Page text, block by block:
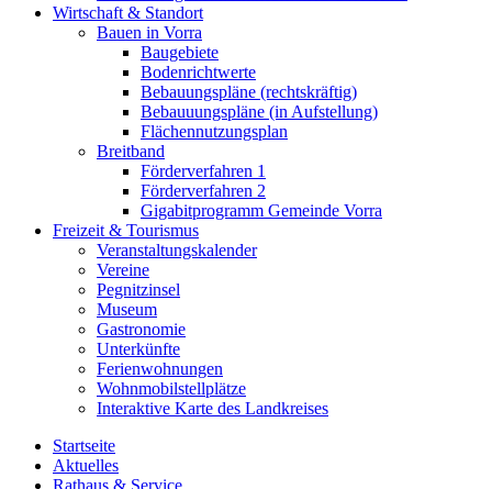
Wirtschaft & Standort
Bauen in Vorra
Baugebiete
Bodenrichtwerte
Bebauungspläne (rechtskräftig)
Bebauuungspläne (in Aufstellung)
Flächennutzungsplan
Breitband
Förderverfahren 1
Förderverfahren 2
Gigabitprogramm Gemeinde Vorra
Freizeit & Tourismus
Veranstaltungskalender
Vereine
Pegnitzinsel
Museum
Gastronomie
Unterkünfte
Ferienwohnungen
Wohnmobilstellplätze
Interaktive Karte des Landkreises
Startseite
Aktuelles
Rathaus & Service